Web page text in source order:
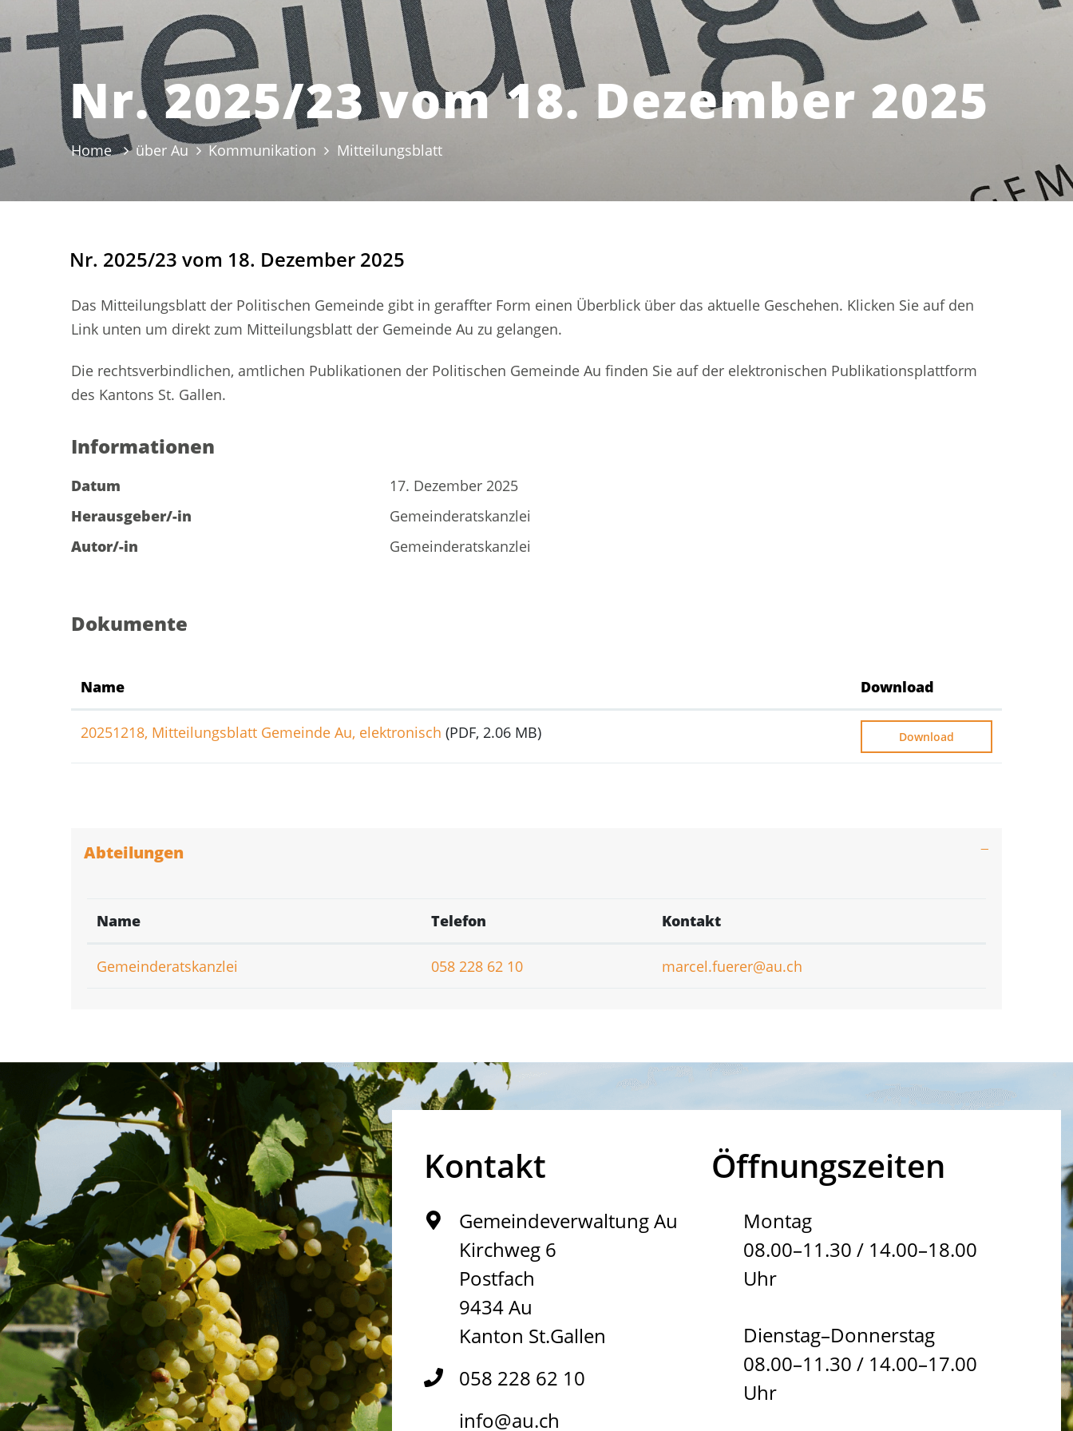
Nr. 2025/23 vom 18. Dezember 2025
Home über Au Kommunikation Mitteilungsblatt(ausgewählt)
Nr. 2025/23 vom 18. Dezember 2025
Das Mitteilungsblatt der Politischen Gemeinde gibt in geraffter Form einen Überblick über das aktuelle Geschehen. Klicken Sie auf den
Link unten um direkt zum Mitteilungsblatt der Gemeinde Au zu gelangen.
Die rechtsverbindlichen, amtlichen Publikationen der Politischen Gemeinde Au finden Sie auf der elektronischen Publikationsplattform
des Kantons St. Gallen.
Informationen
Datum
17. Dezember 2025
Herausgeber/-in
Gemeinderatskanzlei
Autor/-in
Gemeinderatskanzlei
Dokumente
Name Download
20251218, Mitteilungsblatt Gemeinde Au, elektronisch (PDF, 2.06 MB) Download
Zugehörige Objekte
Abteilungen
Name Telefon Kontakt
Gemeinderatskanzlei 058 228 62 10 marcel.fuerer@au.ch
Fusszeile Kontakt
Gemeindeverwaltung Au
Kirchweg 6
Postfach
9434 Au
Kanton St.Gallen
058 228 62 10
info@au.ch
Öffnungszeiten
Montag
08.00–11.30 / 14.00–18.00
Uhr
Dienstag–Donnerstag
08.00–11.30 / 14.00–17.00
Uhr